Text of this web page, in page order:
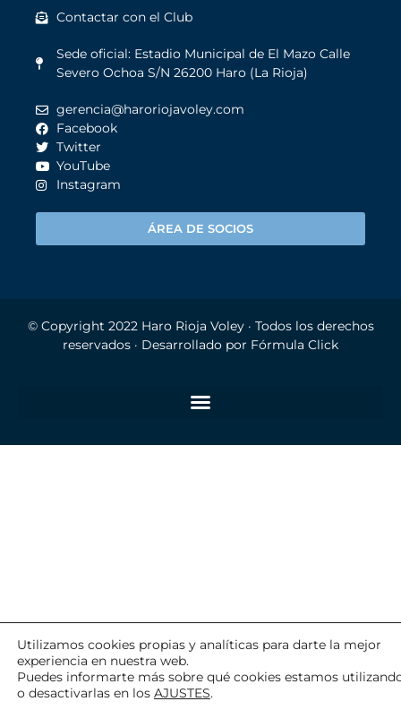
Contactar con el Club
Sede oficial: Estadio Municipal de El Mazo Calle
Severo Ochoa S/N 26200 Haro (La Rioja)
gerencia@haroriojavoley.com
Facebook
Twitter
YouTube
Instagram
ÁREA DE SOCIOS
© Copyright 2022 Haro Rioja Voley· Todos los derechos
reservados · Desarrollado por Fórmula Click
Utilizamos cookies propias y analíticas para darte la mejor
experiencia en nuestra web.
Puedes informarte más sobre qué cookies estamos
o desactivarlas en los AJUSTES.